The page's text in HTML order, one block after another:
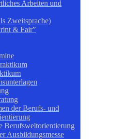
Arbeiten und
Zweitsprache)
& Fair”
der Berufs- und
Berufsweltorientierung
Ausbildungsmesse